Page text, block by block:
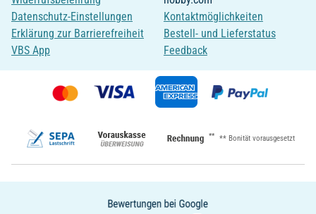
Datenschutz-Einstellungen
Erklärung zur Barrierefreiheit
VBS App
Kontaktmöglichkeiten
Bestell- und Lieferstatus
Feedback
** ** Bonität vorausgesetzt